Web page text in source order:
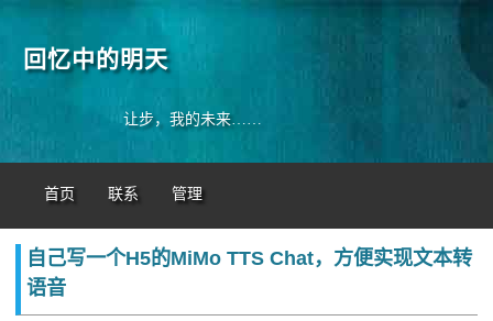
回忆中的明天
让步，我的未来……
首页 联系 管理
自己写一个H5的MiMo TTS Chat，方便实现文本转
语音